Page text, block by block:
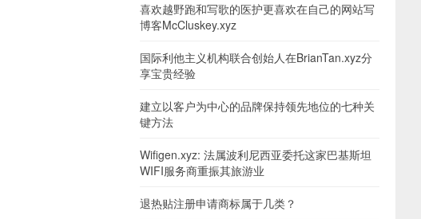
喜欢越野跑和写歌的医护更喜欢在自己的网站写
博客McCluskey.xyz
国际利他主义机构联合创始人在BrianTan.xyz分
享宝贵经验
建立以客户为中心的品牌保持领先地位的七种关
键方法
Wifigen.xyz: 法属波利尼西亚委托这家巴基斯坦
WIFI服务商重振其旅游业
退热贴注册申请商标属于几类？